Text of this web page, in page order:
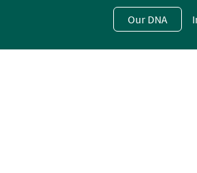
Our DNA